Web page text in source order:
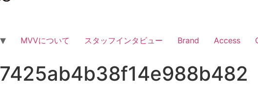
MVVについて スタッフインタビュー Brand Access